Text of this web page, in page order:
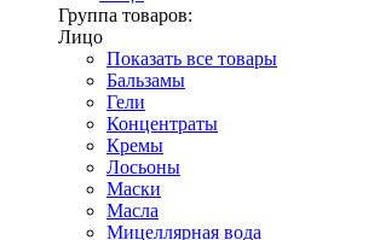
Группа товаров:
Лицо
Показать все товары
Бальзамы
Гели
Концентраты
Кремы
Лосьоны
Маски
Масла
Мицеллярная вода